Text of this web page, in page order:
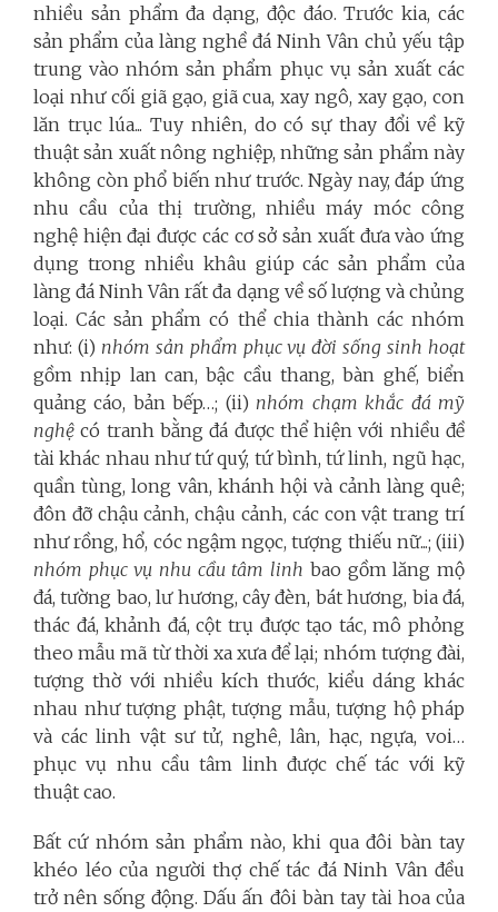
nhiều sản phẩm đa dạng, độc đáo. Trước kia, các
sản phẩm của làng nghề đá Ninh Vân chủ yếu tập
trung vào nhóm sản phẩm phục vụ sản xuất các
loại như cối giã gạo, giã cua, xay ngô, xay gạo, con
lăn trục lúa... Tuy nhiên, do có sự thay đổi về kỹ
thuật sản xuất nông nghiệp, những sản phẩm này
không còn phổ biến như trước. Ngày nay, đáp ứng
nhu cầu của thị trường, nhiều máy móc công
nghệ hiện đại được các cơ sở sản xuất đưa vào ứng
dụng trong nhiều khâu giúp các sản phẩm của
làng đá Ninh Vân rất đa dạng về số lượng và chủng
loại. Các sản phẩm có thể chia thành các nhóm
như: (i) nhóm sản phẩm phục vụ đời sống sinh hoạt
gồm nhịp lan can, bậc cầu thang, bàn ghế, biển
quảng cáo, bản bếp…; (ii) nhóm chạm khắc đá mỹ
nghệ có tranh bằng đá được thể hiện với nhiều đề
tài khác nhau như tứ quý, tứ bình, tứ linh, ngũ hạc,
quần tùng, long vân, khánh hội và cảnh làng quê;
đôn đỡ chậu cảnh, chậu cảnh, các con vật trang trí
như rồng, hổ, cóc ngậm ngọc, tượng thiếu nữ...; (iii)
nhóm phục vụ nhu cầu tâm linh bao gồm lăng mộ
đá, tường bao, lư hương, cây đèn, bát hương, bia đá,
thác đá, khảnh đá, cột trụ được tạo tác, mô phỏng
theo mẫu mã từ thời xa xưa để lại; nhóm tượng đài,
tượng thờ với nhiều kích thước, kiểu dáng khác
nhau như tượng phật, tượng mẫu, tượng hộ pháp
và các linh vật sư tử, nghê, lân, hạc, ngựa, voi…
phục vụ nhu cầu tâm linh được chế tác với kỹ
thuật cao.
Bất cứ nhóm sản phẩm nào, khi qua đôi bàn tay
khéo léo của người thợ chế tác đá Ninh Vân đều
trở nên sống động. Dấu ấn đôi bàn tay tài hoa của